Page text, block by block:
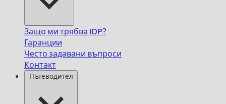
Защо ми трябва IDP?
Гаранции
Често задавани въпроси
Контакт
Пътеводител